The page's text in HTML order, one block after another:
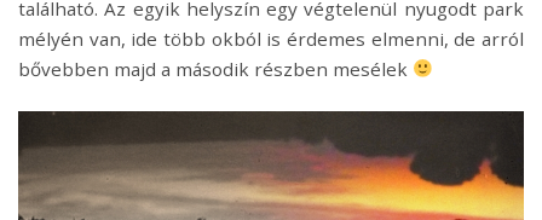
található. Az egyik helyszín egy végtelenül nyugodt park
mélyén van, ide több okból is érdemes elmenni, de arról
bővebben majd a második részben mesélek